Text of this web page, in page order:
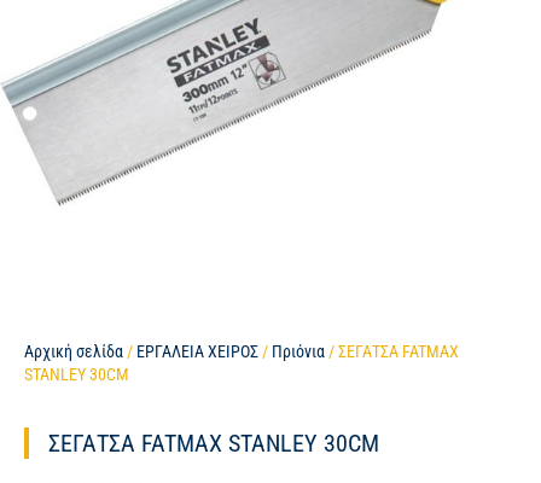
Αρχική σελίδα / ΕΡΓΑΛΕΙΑ ΧΕΙΡΟΣ / Πριόνια / ΣΕΓΑΤΣΑ FATMAX
STANLEY 30CM
ΣΕΓΑΤΣΑ FATMAX STANLEY 30CM